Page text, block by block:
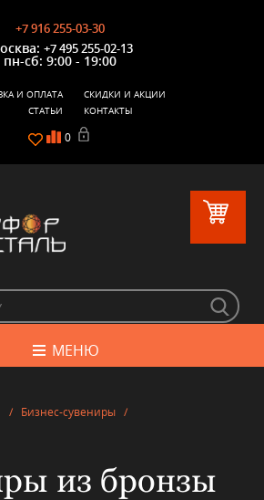
+7 916 255-03-30
+7 495 255-02-13
пн-сб: 9:00 - 19:00
0
И ОПЛАТА
СКИДКИ И АКЦИИ
СТАТЬИ
КОНТАКТЫ
МЕНЮ
/ Бизнес-сувениры /
из бронзы